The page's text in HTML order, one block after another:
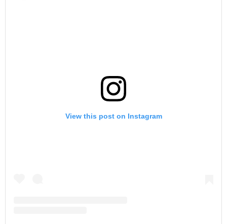
View this post on Instagram